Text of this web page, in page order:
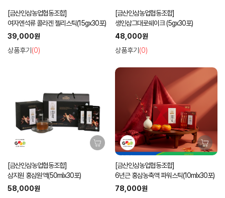
[금산인삼농업협동조합]
여자엔석류 콜라겐 젤리스틱(15gx30포)
39,000원
상품후기 (0)
[금산인삼농업협동조합]
생인삼그대로쉐이크 (5gx30포)
48,000원
상품후기 (0)
[금산인삼농업협동조합]
삼지원 홍삼원액(50mlx30포)
58,000원
[금산인삼농업협동조합]
6년근 홍삼농축액 파워스틱(10mlx30포)
78,000원